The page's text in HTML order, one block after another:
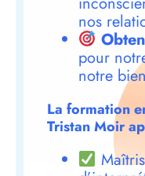
nos
pour
notre
La formation
Tristan Moir